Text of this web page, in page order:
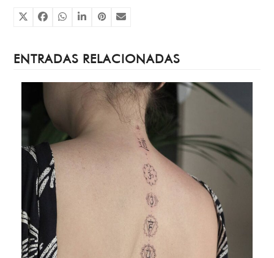
ENTRADAS RELACIONADAS